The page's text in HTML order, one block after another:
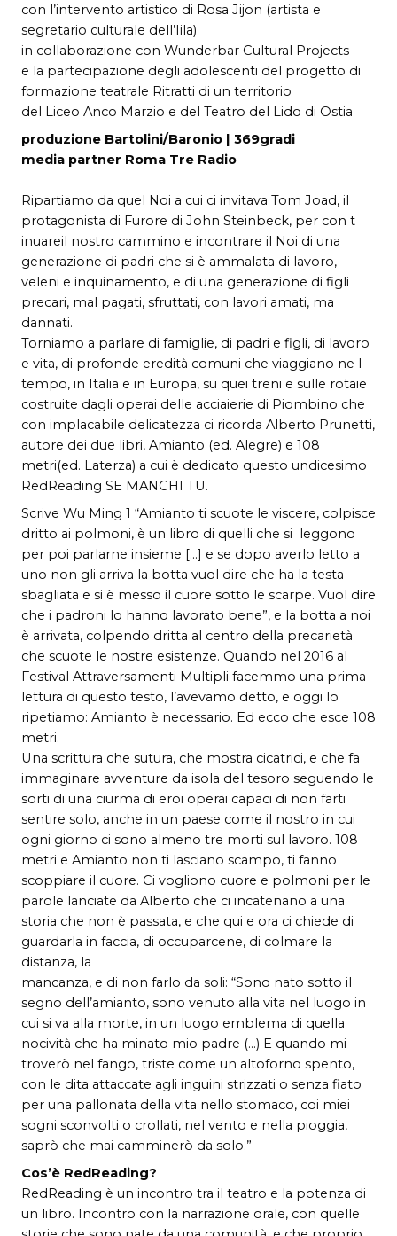
con l’intervento artistico di Rosa Jijon (artista e
segretario culturale dell’Iila)
in collaborazione con Wunderbar Cultural Projects
e la partecipazione degli adolescenti del progetto di
formazione teatrale Ritratti di un territorio
del Liceo Anco Marzio e del Teatro del Lido di Ostia
produzione Bartolini/Baronio | 369gradi
media partner Roma Tre Radio
Ripartiamo da quel Noi a cui ci invitava Tom Joad, il
protagonista di Furore di John Steinbeck, per con t
inuareil nostro cammino e incontrare il Noi di una
generazione di padri che si è ammalata di lavoro,
veleni e inquinamento, e di una generazione di figli
precari, mal pagati, sfruttati, con lavori amati, ma
dannati.
Torniamo a parlare di famiglie, di padri e figli, di lavoro
e vita, di profonde eredità comuni che viaggiano ne l
tempo, in Italia e in Europa, su quei treni e sulle rotaie
costruite dagli operai delle acciaierie di Piombino che
con implacabile delicatezza ci ricorda Alberto Prunetti,
autore dei due libri, Amianto (ed. Alegre) e 108
metri(ed. Laterza) a cui è dedicato questo undicesimo
RedReading SE MANCHI TU.
Scrive Wu Ming 1 “Amianto ti scuote le viscere, colpisce
dritto ai polmoni, è un libro di quelli che si leggono
per poi parlarne insieme […] e se dopo averlo letto a
uno non gli arriva la botta vuol dire che ha la testa
sbagliata e si è messo il cuore sotto le scarpe. Vuol dire
che i padroni lo hanno lavorato bene”, e la botta a noi
è arrivata, colpendo dritta al centro della precarietà
che scuote le nostre esistenze. Quando nel 2016 al
Festival Attraversamenti Multipli facemmo una prima
lettura di questo testo, l’avevamo detto, e oggi lo
ripetiamo: Amianto è necessario. Ed ecco che esce 108
metri.
Una scrittura che sutura, che mostra cicatrici, e che fa
immaginare avventure da isola del tesoro seguendo le
sorti di una ciurma di eroi operai capaci di non farti
sentire solo, anche in un paese come il nostro in cui
ogni giorno ci sono almeno tre morti sul lavoro. 108
metri e Amianto non ti lasciano scampo, ti fanno
scoppiare il cuore. Ci vogliono cuore e polmoni per le
parole lanciate da Alberto che ci incatenano a una
storia che non è passata, e che qui e ora ci chiede di
guardarla in faccia, di occuparcene, di colmare la
distanza, la
mancanza, e di non farlo da soli: “Sono nato sotto il
segno dell’amianto, sono venuto alla vita nel luogo in
cui si va alla morte, in un luogo emblema di quella
nocività che ha minato mio padre (…) E quando mi
troverò nel fango, triste come un altoforno spento,
con le dita attaccate agli inguini strizzati o senza fiato
per una pallonata della vita nello stomaco, coi miei
sogni sconvolti o crollati, nel vento e nella pioggia,
saprò che mai camminerò da solo.”
Cos’è RedReading?
RedReading è un incontro tra il teatro e la potenza di
un libro. Incontro con la narrazione orale, con quelle